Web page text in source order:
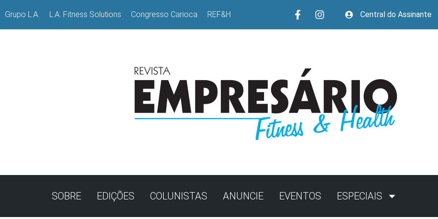
Grupo L.A. L.A. Fitness Solutions Congresso Carioca REF&H Central do Assinante
SOBRE EDIÇÕES COLUNISTAS ANUNCIE EVENTOS ESPECIAIS